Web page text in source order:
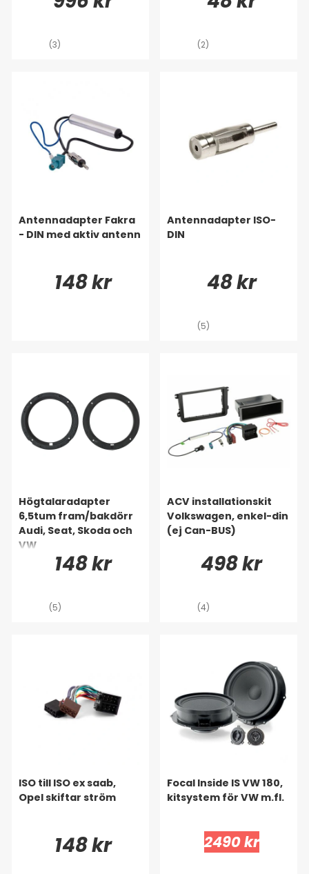
(3) (2)
Antennadapter Fakra
- DIN med aktiv antenn
148 kr
Antennadapter ISO-
DIN
48 kr
(5)
Högtalaradapter
6,5tum fram/bakdörr
Audi, Seat, Skoda och
VW
148 kr
(5)
ACV installationskit
Volkswagen, enkel-din
(ej Can-BUS)
498 kr
(4)
ISO till ISO ex saab,
Opel skiftar ström
148 kr
Focal Inside IS VW 180,
kitsystem för VW m.fl.
2490 kr